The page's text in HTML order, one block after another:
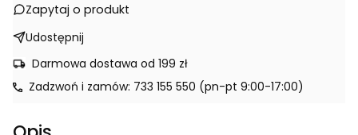
Zapytaj o produkt
Udostępnij
Darmowa dostawa od 199 zł
Zadzwoń i zamów: 733 155 550 (pn-pt 9:00-17:00)